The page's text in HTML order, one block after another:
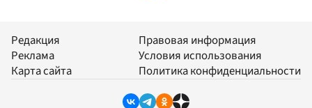
Редакция
Реклама
Карта сайта
Правовая информация
Условия использования
Политика конфиденциальности